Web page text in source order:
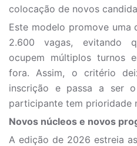
colocação de novos
Este modelo promove uma
2.600 vagas, evitando
ocupem múltiplos turnos
fora. Assim, o critério
inscrição e passa a ser
participante tem prioridade
Novos núcleos e novos
A edição de 2026 estreia